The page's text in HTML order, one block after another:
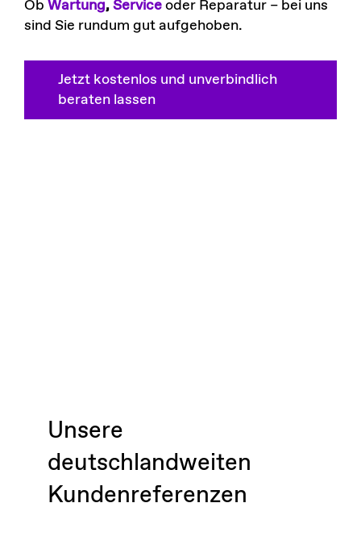
Ob Wartung,Serviceoder Reparatur – bei uns
sind Sie rundum gut aufgehoben.
Jetzt kostenlos und unverbindlich
beraten lassen
Unsere
deutschlandweiten
Kundenreferenzen